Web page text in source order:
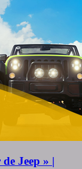
Jeep » |